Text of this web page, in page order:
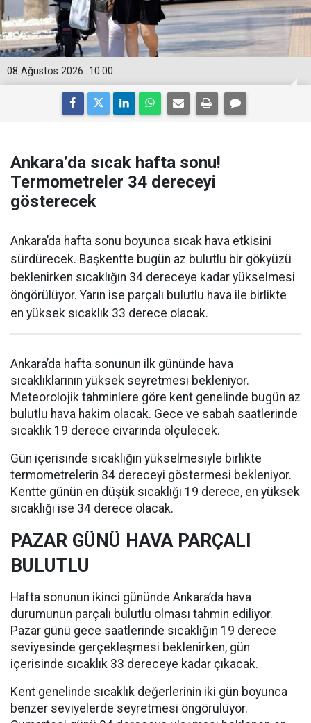
10:00
08 Ağustos 2026
Ankara’da sıcak hafta sonu!
Termometreler 34 dereceyi
gösterecek
Ankara’da hafta sonu boyunca sıcak hava etkisini
sürdürecek. Başkentte bugün az bulutlu bir gökyüzü
beklenirken sıcaklığın 34 dereceye kadar yükselmesi
öngörülüyor. Yarın ise parçalı bulutlu hava ile birlikte
en yüksek sıcaklık 33 derece olacak.
Ankara’da hafta sonunun ilk gününde hava
sıcaklıklarının yüksek seyretmesi bekleniyor.
Meteorolojik tahminlere göre kent genelinde bugün az
bulutlu hava hakim olacak. Gece ve sabah saatlerinde
sıcaklık 19 derece civarında ölçülecek.
Gün içerisinde sıcaklığın yükselmesiyle birlikte
termometrelerin 34 dereceyi göstermesi bekleniyor.
Kentte günün en düşük sıcaklığı 19 derece, en yüksek
sıcaklığı ise 34 derece olacak.
PAZAR GÜNÜ HAVA PARÇALI
BULUTLU
Hafta sonunun ikinci gününde Ankara’da hava
durumunun parçalı bulutlu olması tahmin ediliyor.
Pazar günü gece saatlerinde sıcaklığın 19 derece
seviyesinde gerçekleşmesi beklenirken, gün
içerisinde sıcaklık 33 dereceye kadar çıkacak.
Kent genelinde sıcaklık değerlerinin iki gün boyunca
benzer seviyelerde seyretmesi öngörülüyor.